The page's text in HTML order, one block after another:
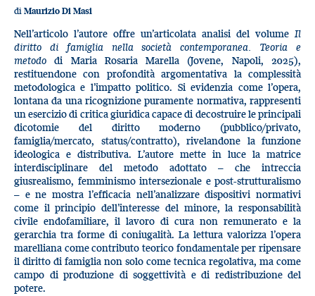
di Maurizio Di Masi
Nell’articolo l’autore offre un’articolata analisi del volumeIl
diritto di famiglia nella società contemporanea. Teoria e
metodo di Maria Rosaria Marella (Jovene, Napoli, 2025),
restituendone con profondità argomentativa la complessità
metodologica e l’impatto politico. Si evidenzia come l’opera,
lontana da una ricognizione puramente normativa, rappresenti
un esercizio di critica giuridica capace di decostruire le principali
dicotomie del diritto moderno (pubblico/privato,
famiglia/mercato, status/contratto), rivelandone la funzione
ideologica e distributiva. L’autore mette in luce la matrice
interdisciplinare del metodo adottato – che intreccia
giusrealismo, femminismo intersezionale e post-strutturalismo
– e ne mostra l’efficacia nell’analizzare dispositivi normativi
come il principio dell’interesse del minore, la responsabilità
civile endofamiliare, il lavoro di cura non remunerato e la
gerarchia tra forme di coniugalità. La lettura valorizza l’opera
marelliana come contributo teorico fondamentale per ripensare
il diritto di famiglia non solo come tecnica regolativa, ma come
campo di produzione di soggettività e di redistribuzione del
potere.